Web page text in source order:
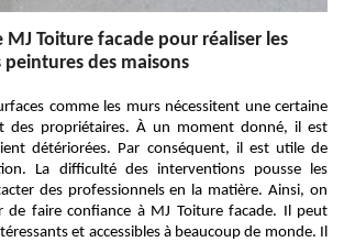
MJ Toiture facade pour réaliser les
des maisons
comme les murs nécessitent une certaine
des propriétaires. À un moment donné, il est
détériorées. Par conséquent, il est utile de
La difficulté des interventions pousse les
des professionnels en la matière. Ainsi, on
de faire confiance à MJ Toiture facade. Il peut
et accessibles à beaucoup de monde. Il